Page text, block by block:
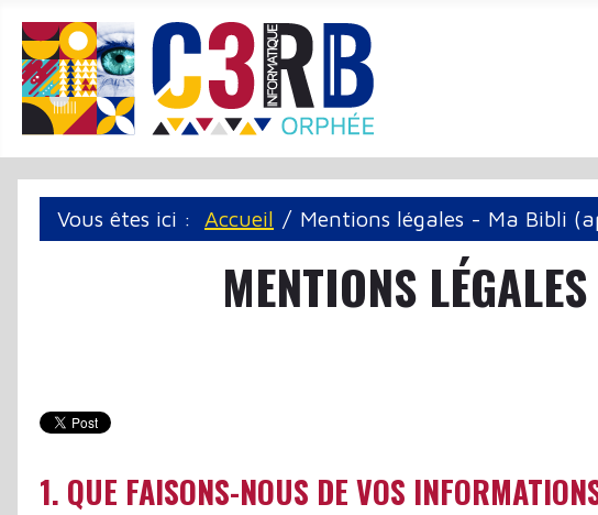
Vous êtes ici : Accueil Mentions légales - Ma Bibli
MENTIONS
1. QUE FAISONS-NOUS DE VOS